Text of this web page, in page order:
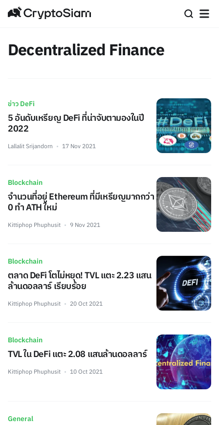
Decentralized Finance
ข่าว DeFi
5 อันดับเหรียญ DeFi ที่น่าจับตามองในปี
2022
Lallalit Srijandorn 17 Nov 2021
Blockchain
จำนวนที่อยู่ Ethereum ที่มีเหรียญมากกว่า
0 ทำ ATH ใหม่
Kittiphop Phuphusit 9 Nov 2021
Blockchain
ตลาด DeFi โตไม่หยุด! TVL แตะ 2.23 แสน
ล้านดอลลาร์ เรียบร้อย
Kittiphop Phuphusit 20 Oct 2021
Blockchain
TVL ใน DeFi แตะ 2.08 แสนล้านดอลลาร์
Kittiphop Phuphusit 10 Oct 2021
General